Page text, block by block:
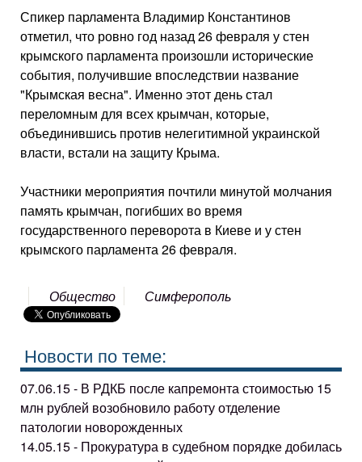
Спикер парламента Владимир Константинов
отметил, что ровно год назад 26 февраля у стен
крымского парламента произошли исторические
события, получившие впоследствии название
"Крымская весна". Именно этот день стал
переломным для всех крымчан, которые,
объединившись против нелегитимной украинской
власти, встали на защиту Крыма.
Участники мероприятия почтили минутой молчания
память крымчан, погибших во время
государственного переворота в Киеве и у стен
крымского парламента 26 февраля.
Общество Симферополь
Новости по теме:
07.06.15 - В РДКБ после капремонта стоимостью 15
млн рублей возобновило работу отделение
патологии новорожденных
14.05.15 - Прокуратура в судебном порядке добилась